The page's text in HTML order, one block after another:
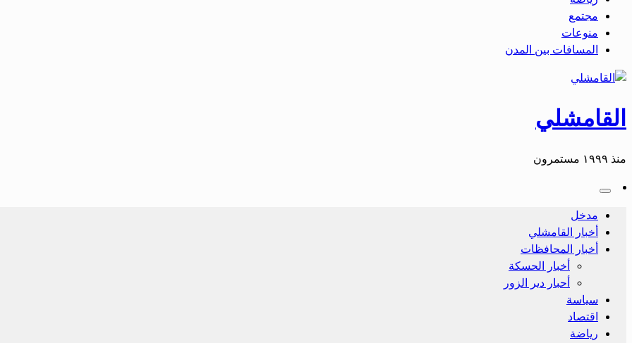
مجتمع
منوعات
المسافات بين المدن
القامشلي
منذ ١٩٩٩ مستمرون
مدخل
أخبار القامشلي
أخبار المحافظات
أخبار الحسكة
أحبار دير الزور
سياسة
اقتصاد
رياضة